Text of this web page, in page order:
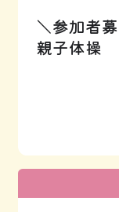
＼参加者
親子体操